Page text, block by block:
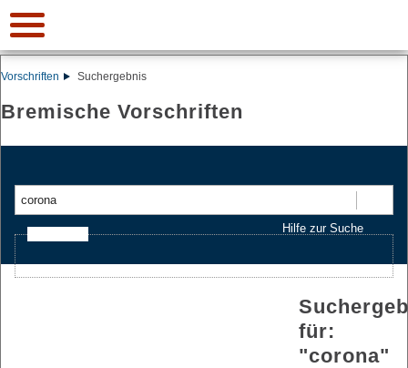
Vorschriften Suchergebnis
Bremische Vorschriften
Hilfe zur Suche
für:
"corona"